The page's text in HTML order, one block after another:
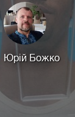
Юрій Божко